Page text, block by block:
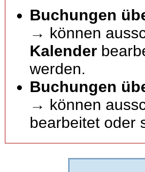
Buchungen
→ können
Kalender
werden.
Buchungen
→ können
bearbeitet oder